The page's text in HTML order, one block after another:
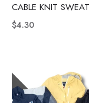
CABLE KNIT
通
$4.30